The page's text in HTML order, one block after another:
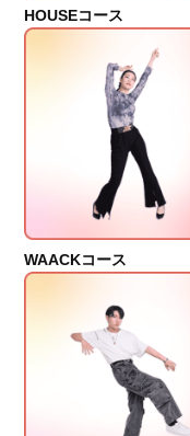
HOUSEコース
WAACKコース